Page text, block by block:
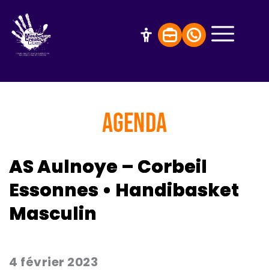
AGENDA
AS Aulnoye – Corbeil
Essonnes • Handibasket
Masculin
4 février 2023